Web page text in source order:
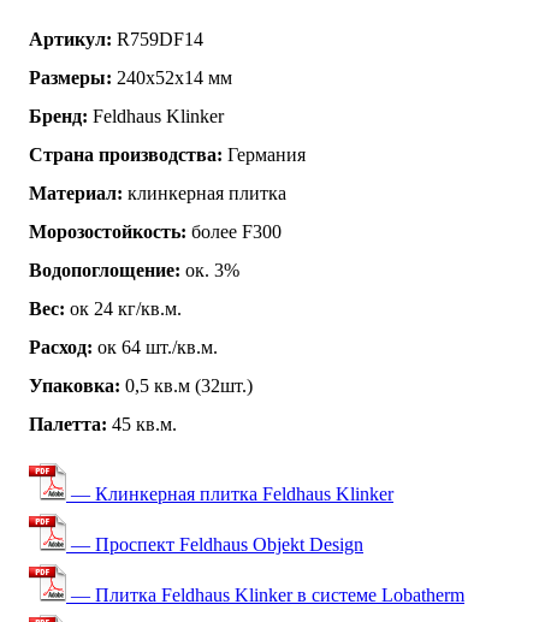
Артикул: R759DF14
Размеры: 240x52x14 мм
Бренд: Feldhaus Klinker
Страна производства: Германия
Материал: клинкерная плитка
Морозостойкость: более F300
Водопоглощение: ок. 3%
Вес: ок 24 кг/кв.м.
Расход: ок 64 шт./кв.м.
Упаковка: 0,5 кв.м (32шт.)
Палетта: 45 кв.м.
— Клинкерная плитка Feldhaus Klinker
— Проспект Feldhaus Objekt Design
— Плитка Feldhaus Klinker в системе Lobatherm